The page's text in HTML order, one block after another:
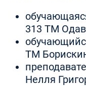
313 ТМ
ТМ
Нелля